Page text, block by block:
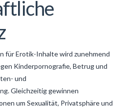
für Erotik-Inhalte wird zunehmend
Kinderpornografie, Betrug und
und
Gleichzeitig gewinnen
um Sexualität, Privatsphäre und